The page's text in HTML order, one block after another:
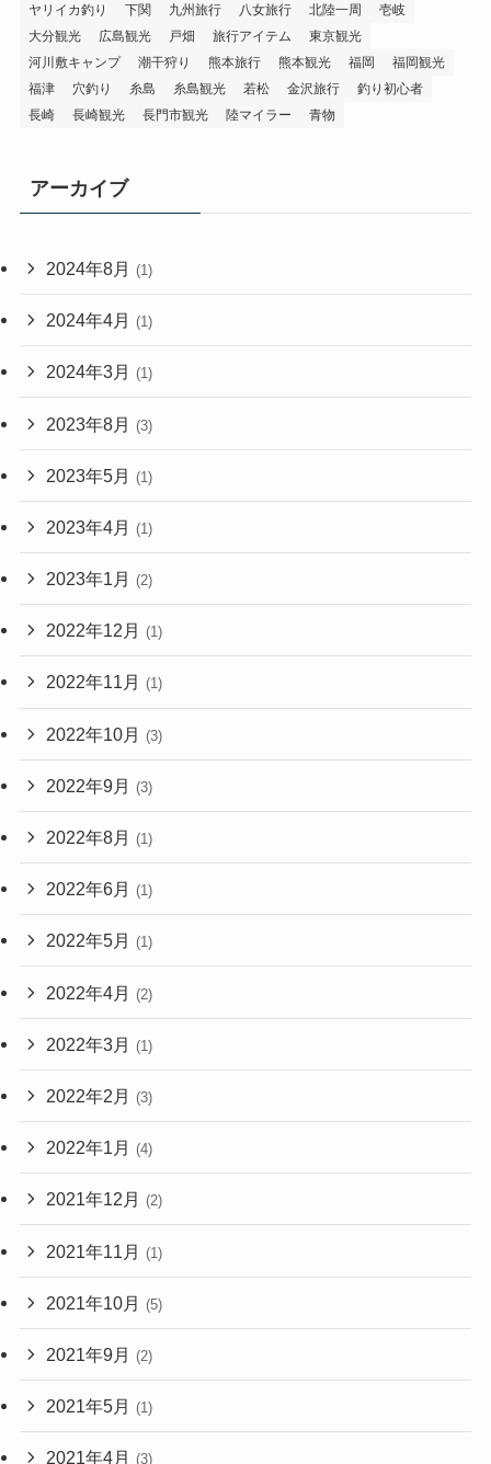
ヤリイカ釣り
下関 九州旅行 八女旅行 北陸一周
壱岐
大分観光
広島観光 戸畑 旅行アイテム
東京観光
河川敷キャンプ
潮干狩り 熊本旅行 熊本観光 福岡
福岡観光
福津
穴釣り 糸島 糸島観光 若松 金沢旅行
釣り初心者
長崎
長崎観光 長門市観光 陸マイラー 青物
アーカイブ
2024年8月 (1)
2024年4月 (1)
2024年3月 (1)
2023年8月 (3)
2023年5月 (1)
2023年4月 (1)
2023年1月 (2)
2022年12月 (1)
2022年11月 (1)
2022年10月 (3)
2022年9月 (3)
2022年8月 (1)
2022年6月 (1)
2022年5月 (1)
2022年4月 (2)
2022年3月 (1)
2022年2月 (3)
2022年1月 (4)
2021年12月 (2)
2021年11月 (1)
2021年10月 (5)
2021年9月 (2)
2021年5月 (1)
2021年4月 (3)